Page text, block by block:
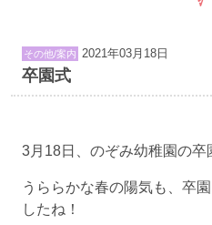
その他/案内 2021年03月18日
卒園式
3月18日、のぞみ幼稚園の卒
うららかな春の陽気も、卒
したね！